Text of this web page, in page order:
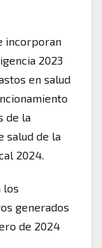
incorporan
2023
en salud
de la
salud de la
2024.
los
generados
de 2024